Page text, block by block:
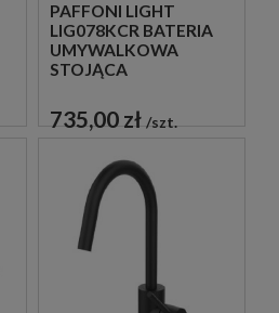
PAFFONI LIGHT
LIG078KCR BATERIA
UMYWALKOWA
STOJĄCA
CHROM
735,00 zł szt.